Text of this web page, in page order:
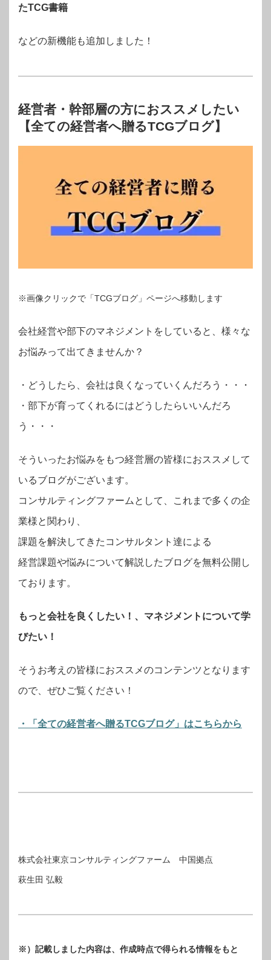
たTCG書籍
などの新機能も追加しました！
経営者・幹部層の方におススメしたい
【全ての経営者へ贈るTCGブログ】
※画像クリックで「TCGブログ」ページへ移動します
会社経営や部下のマネジメントをしていると、様々な
お悩みって出てきませんか？
・ どうしたら、会社は良くなっていくんだろう・・・
・部下が育ってくれるにはどうしたらいいんだろ
う・・・
そういったお悩みをもつ経営層の皆様におススメして
いるブログがございます。
コンサルティングファームとして、これまで多くの企
業様と関わり、
課題を解決してきたコンサルタント達による
経営課題や悩みについて解説したブログを無料公開し
ております。
もっと会社を良くしたい！、マネジメントについて学
びたい！
そうお考えの皆様におススメのコンテンツとなります
ので、ぜひご覧ください！
・「全ての経営者へ贈るTCGブログ」はこちらから
株式会社東京コンサルティングファーム 中国拠点
萩生田 弘毅
※）記載しました内容は、作成時点で得られる情報をもと